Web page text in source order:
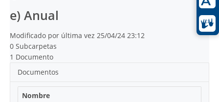
e) Anual
Modificado por última vez 25/04/24 23:12
0 Subcarpetas
1 Documento
Documentos
Nombre